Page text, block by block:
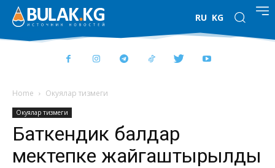
RU KG
Home Окуялар тизмеги
Окуялар тизмеги
Баткендик балдар
мектепке жайгаштырылды